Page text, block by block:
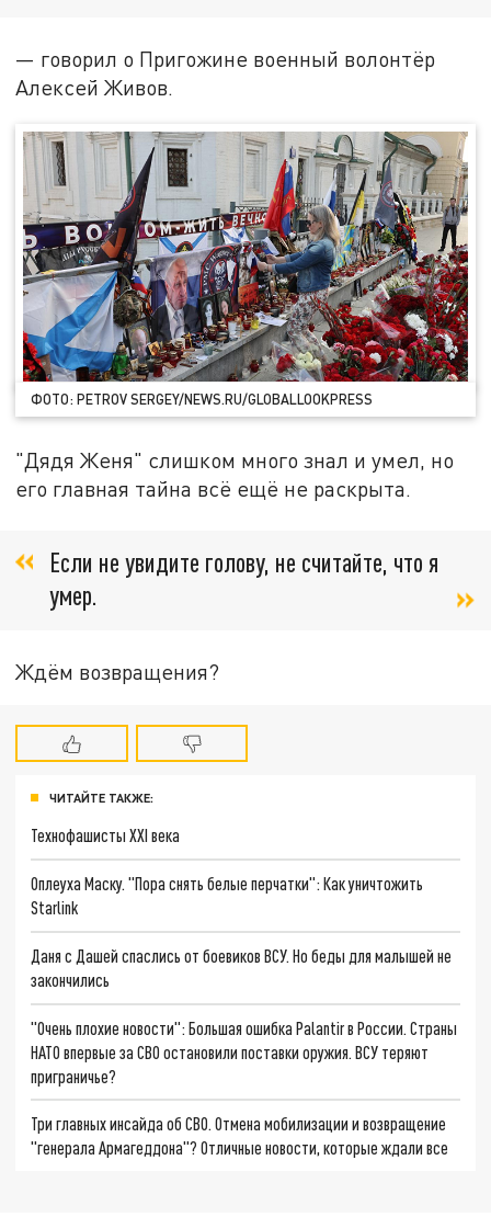
— говорил о Пригожине военный волонтёр
Алексей Живов.
ФОТО: PETROV SERGEY/NEWS.RU/GLOBALLOOKPRESS
"Дядя Женя" слишком много знал и умел, но
его главная тайна всё ещё не раскрыта.
Если не увидите голову, не считайте, что я
умер.
Ждём возвращения?
ЧИТАЙТЕ ТАКЖЕ:
Технофашисты XXI века
Оплеуха Маску. "Пора снять белые перчатки": Как уничтожить
Starlink
Даня с Дашей спаслись от боевиков ВСУ. Но беды для малышей не
закончились
"Очень плохие новости": Большая ошибка Palantir в России. Страны
НАТО впервые за СВО остановили поставки оружия. ВСУ теряют
приграничье?
Три главных инсайда об СВО. Отмена мобилизации и возвращение
"генерала Армагеддона"? Отличные новости, которые ждали все